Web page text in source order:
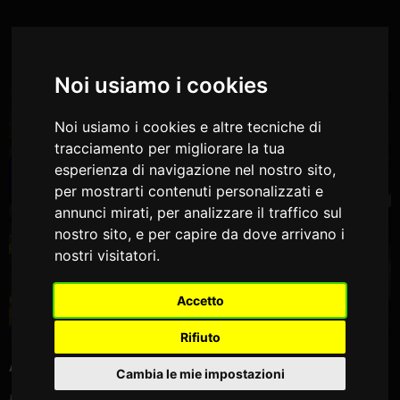
Noi usiamo i cookies
Noi usiamo i cookies e altre tecniche di
tracciamento per migliorare la tua
esperienza di navigazione nel nostro sito,
per mostrarti contenuti personalizzati e
annunci mirati, per analizzare il traffico sul
nostro sito, e per capire da dove arrivano i
nostri visitatori.
Accetto
Rifiuto
Cambia le mie impostazioni
Ambienti Esterni